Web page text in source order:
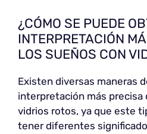
¿CÓMO SE PUEDE
INTERPRETACIÓN
LOS SUEÑOS CON
Existen diversas maneras
interpretación más precisa
vidrios rotos, ya que este
tener diferentes